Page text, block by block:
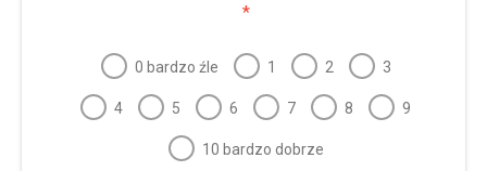
*
0 bardzo źle 1 2 3
4 5 6 7 8 9
10 bardzo dobrze